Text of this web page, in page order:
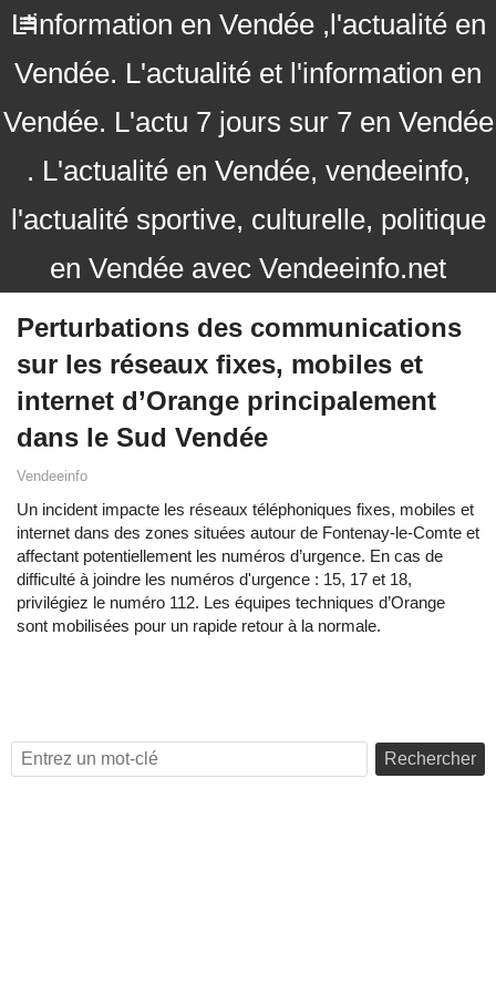
L'information en Vendée ,l'actualité en
Vendée. L'actualité et l'information en
Vendée. L'actu 7 jours sur 7 en Vendée
. L'actualité en Vendée, vendeeinfo,
l'actualité sportive, culturelle, politique
en Vendée avec Vendeeinfo.net
Perturbations des communications
sur les réseaux fixes, mobiles et
internet d’Orange principalement
dans le Sud Vendée
Vendeeinfo
Un incident impacte les réseaux téléphoniques fixes, mobiles et
internet dans des zones situées autour de Fontenay-le-Comte et
affectant potentiellement les numéros d’urgence. En cas de
difficulté à joindre les numéros d'urgence : 15, 17 et 18,
privilégiez le numéro 112. Les équipes techniques d’Orange
sont mobilisées pour un rapide retour à la normale.
Rechercher